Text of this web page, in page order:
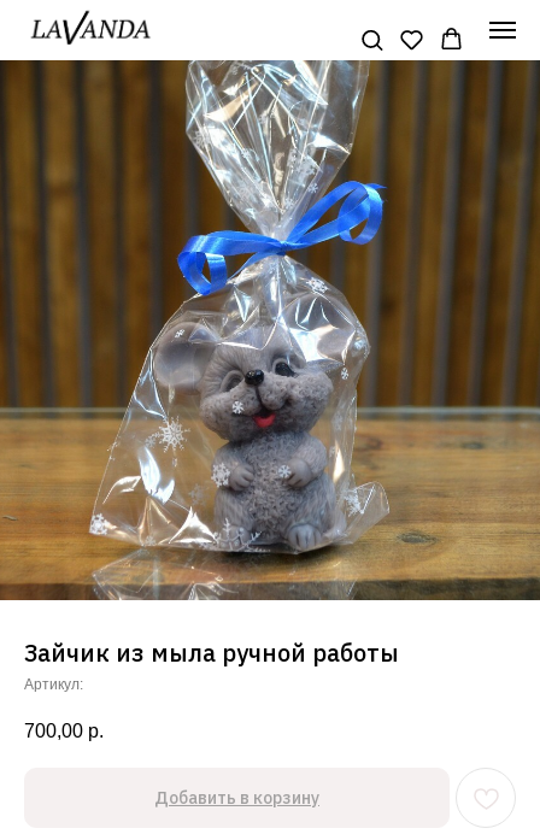
Зайчик из мыла ручной работы
Артикул:
700,00 р.
Добавить в корзину